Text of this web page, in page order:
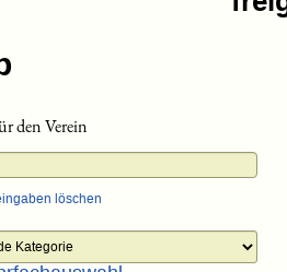
den Verein
löschen